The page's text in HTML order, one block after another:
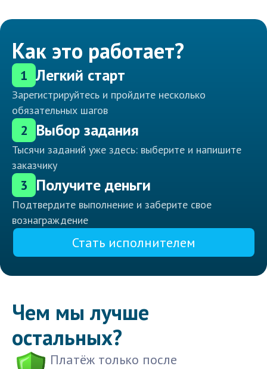
Как это работает?
1 Легкий старт
Зарегистрируйтесь и пройдите несколько
обязательных шагов
2 Выбор задания
Тысячи заданий уже здесь: выберите и напишите
заказчику
3 Получите деньги
Подтвердите выполнение и заберите свое
вознаграждение
Стать исполнителем
Чем мы лучше
остальных?
Платёж только после